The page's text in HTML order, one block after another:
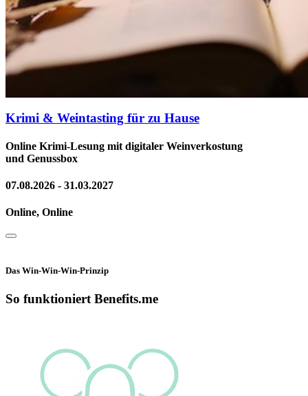
Krimi & Weintasting für zu Hause
Online Krimi-Lesung mit digitaler Weinverkostung
und Genussbox
07.08.2026 - 31.03.2027
Online, Online
Das Win-Win-Win-Prinzip
So funktioniert Benefits.me